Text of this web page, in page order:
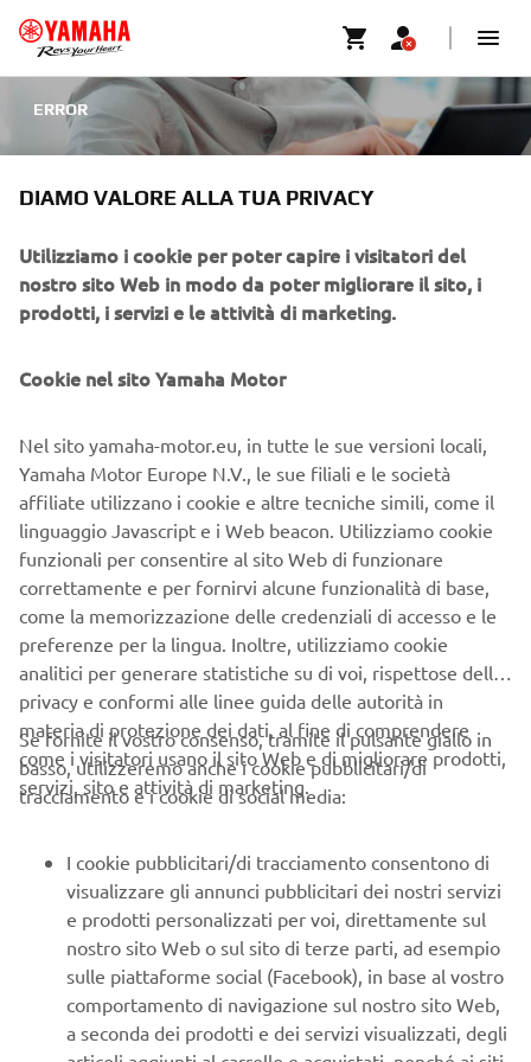
ERROR
siamo stati in grado di elaborare correttamente la vostra
esitate a contattare il nostro Centro clienti che risolverà
immediatamente la vostra richiesta.
CORPORATE
B2B
PIÙ YAMAHA
NEWSLETTER
Conoscerai in anteprima le ultime offerte, gli eventi speciali, le
nuove uscite e molto altro
DIAMO VALORE ALLA TUA PRIVACY
Utilizziamo i cookie per poter capire i visitatori del
nostro sito Web in modo da poter migliorare il sito, i
prodotti, i servizi e le attività di marketing.
Cookie nel sito Yamaha Motor
Nel sito yamaha-motor.eu, in tutte le sue versioni locali,
Yamaha Motor Europe N.V., le sue filiali e le società
affiliate utilizzano i cookie e altre tecniche simili, come il
linguaggio Javascript e i Web beacon. Utilizziamo cookie
funzionali per consentire al sito Web di funzionare
correttamente e per fornirvi alcune funzionalità di base,
come la memorizzazione delle credenziali di accesso e le
preferenze per la lingua. Inoltre, utilizziamo cookie
analitici per generare statistiche su di voi, rispettose della
privacy e conformi alle linee guida delle autorità in
materia di protezione dei dati, al fine di comprendere
come i visitatori usano il sito Web e di migliorare prodotti,
servizi, sito e attività di marketing.
Se fornite il vostro consenso, tramite il pulsante giallo in
basso, utilizzeremo anche i cookie pubblicitari/di
tracciamento e i cookie di social media:
I cookie pubblicitari/di tracciamento consentono di
visualizzare gli annunci pubblicitari dei nostri servizi
e prodotti personalizzati per voi, direttamente sul
nostro sito Web o sul sito di terze parti, ad esempio
sulle piattaforme social (Facebook), in base al vostro
comportamento di navigazione sul nostro sito Web,
a seconda dei prodotti e dei servizi visualizzati, degli